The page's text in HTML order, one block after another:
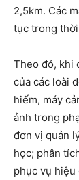
2,5km. Các
tục trong
Theo đó, khi
của các loài
hiếm, máy
ảnh trong
đơn vị quản
học; phân
phục vụ hiệu